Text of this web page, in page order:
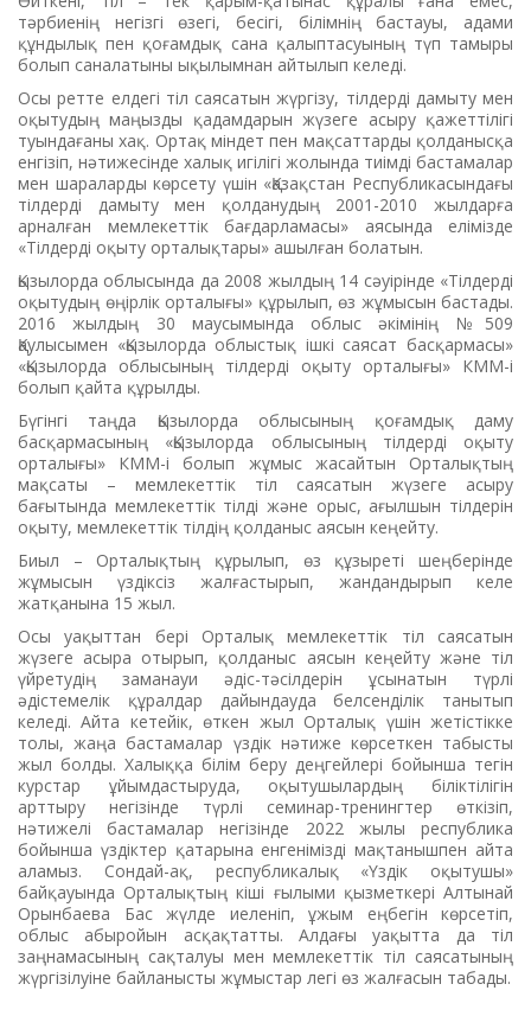
тәрбиенің негізгі өзегі, бесігі, білімнің бастауы, адами
құндылық пен қоғамдық сана қалыптасуының түп тамыры
болып саналатыны ықылымнан айтылып келеді.
Осы ретте елдегі тіл саясатын жүргізу, тілдерді дамыту мен
оқытудың маңызды қадамдарын жүзеге асыру қажеттілігі
туындағаны хақ. Ортақ міндет пен мақсаттарды қолданысқа
енгізіп, нәтижесінде халық игілігі жолында тиімді бастамалар
мен шараларды көрсету үшін «Қазақстан Республикасындағы
тілдерді дамыту мен қолданудың 2001-2010 жылдарға
арналған мемлекеттік бағдарламасы» аясында елімізде
«Тілдерді оқыту орталықтары» ашылған болатын.
Қызылорда облысында да 2008 жылдың 14 сәуірінде «Тілдерді
оқытудың өңірлік орталығы» құрылып, өз жұмысын бастады.
2016 жылдың 30 маусымында облыс әкімінің №509
Қаулысымен «Қызылорда облыстық ішкі саясат басқармасы»
«Қызылорда облысының тілдерді оқыту орталығы» КММ-і
болып қайта құрылды.
Бүгінгі таңда Қызылорда облысының қоғамдық даму
басқармасының «Қызылорда облысының тілдерді оқыту
орталығы» КММ-і болып жұмыс жасайтын Орталықтың
мақсаты – мемлекеттік тіл саясатын жүзеге асыру
бағытында мемлекеттік тілді және орыс, ағылшын тілдерін
оқыту, мемлекеттік тілдің қолданыс аясын кеңейту.
Биыл – Орталықтың құрылып, өз құзыреті шеңберінде
жұмысын үздіксіз жалғастырып, жандандырып келе
жатқанына 15 жыл.
Осы уақыттан бері Орталық мемлекеттік тіл саясатын
жүзеге асыра отырып, қолданыс аясын кеңейту және тіл
үйретудің заманауи әдіс-тәсілдерін ұсынатын түрлі
әдістемелік құралдар дайындауда белсенділік танытып
келеді. Айта кетейік, өткен жыл Орталық үшін жетістікке
толы, жаңа бастамалар үздік нәтиже көрсеткен табысты
жыл болды. Халыққа білім беру деңгейлері бойынша тегін
курстар ұйымдастыруда, оқытушылардың біліктілігін
арттыру негізінде түрлі семинар-тренингтер өткізіп,
нәтижелі бастамалар негізінде 2022 жылы республика
бойынша үздіктер қатарына енгенімізді мақтанышпен айта
аламыз. Сондай-ақ, республикалық «Үздік оқытушы»
байқауында Орталықтың кіші ғылыми қызметкері Алтынай
Орынбаева Бас жүлде иеленіп, ұжым еңбегін көрсетіп,
облыс абыройын асқақтатты. Алдағы уақытта да тіл
заңнамасының сақталуы мен мемлекеттік тіл саясатының
жүргізілуіне байланысты жұмыстар легі өз жалғасын табады.